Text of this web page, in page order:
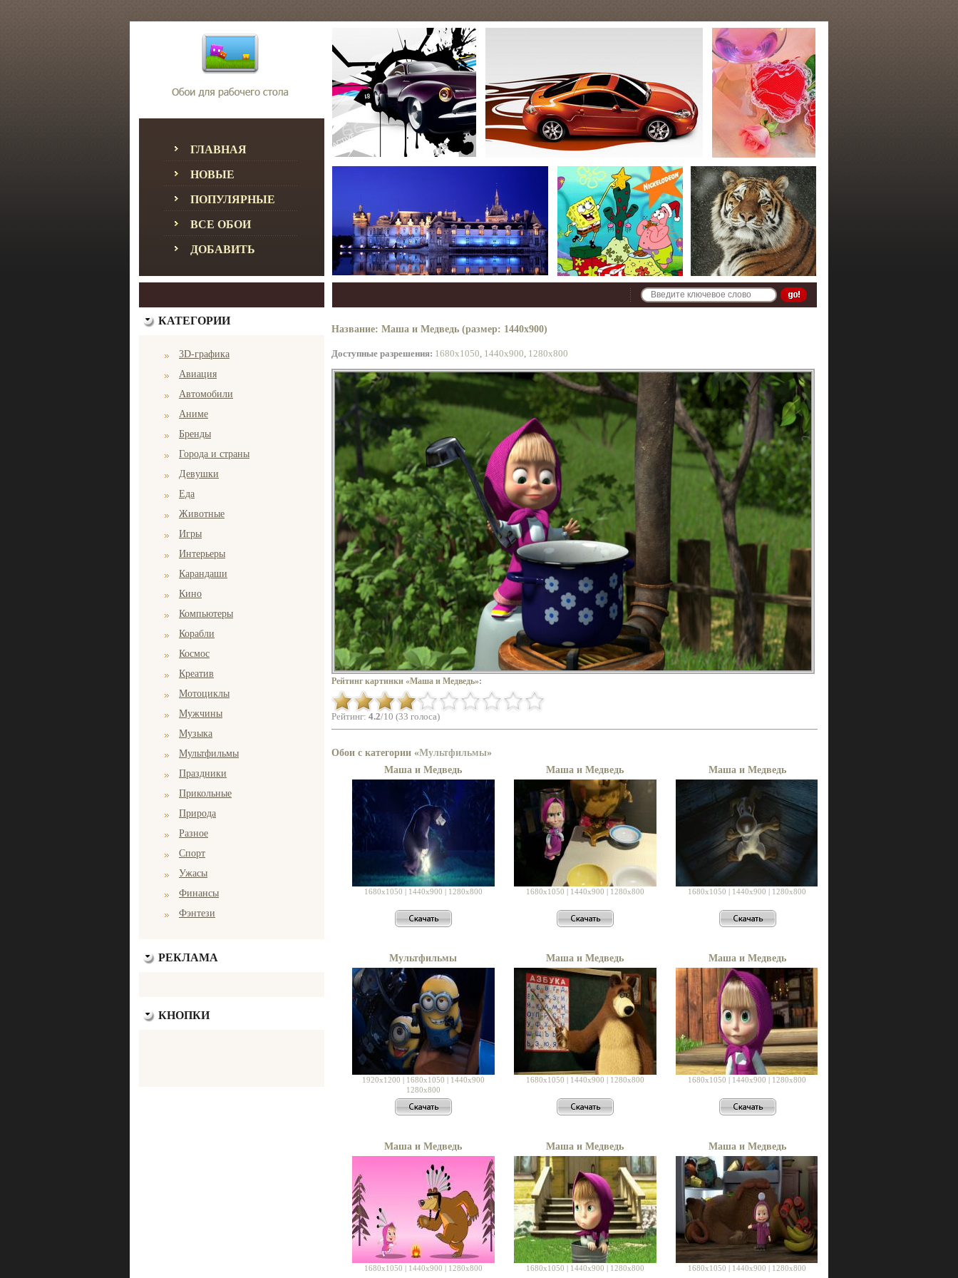
ГЛАВНАЯ
НОВЫЕ
ПОПУЛЯРНЫЕ
ВСЕ ОБОИ
ДОБАВИТЬ
КАТЕГОРИИ
3D-графика
Авиация
Автомобили
Аниме
Бренды
Города и страны
Девушки
Еда
Животные
Игры
Интерьеры
Карандаши
Кино
Компьютеры
Корабли
Космос
Креатив
Мотоциклы
Мужчины
Музыка
Мультфильмы
Праздники
Прикольные
Природа
Разное
Спорт
Ужасы
Финансы
Фэнтези
РЕКЛАМА
КНОПКИ
Название: Маша и Медведь (размер: 1440x900)
Доступные разрешения: 1680x1050, 1440x900, 1280x800
Рейтинг картинки «Маша и Медведь»:
Рейтинг: 4.2/10 (33 голоса)
Обои с категории «Мультфильмы»
Маша и Медведь
1680x1050 | 1440x900 | 1280x800
Маша и Медведь
1680x1050 | 1440x900 | 1280x800
Маша и Медведь
1680x1050 | 1440x900 | 1280x800
Мультфильмы
1920x1200 | 1680x1050 | 1440x900
1280x800
Маша и Медведь
1680x1050 | 1440x900 | 1280x800
Маша и Медведь
1680x1050 | 1440x900 | 1280x800
Маша и Медведь
1680x1050 | 1440x900 | 1280x800
Маша и Медведь
1680x1050 | 1440x900 | 1280x800
Маша и Медведь
1680x1050 | 1440x900 | 1280x800